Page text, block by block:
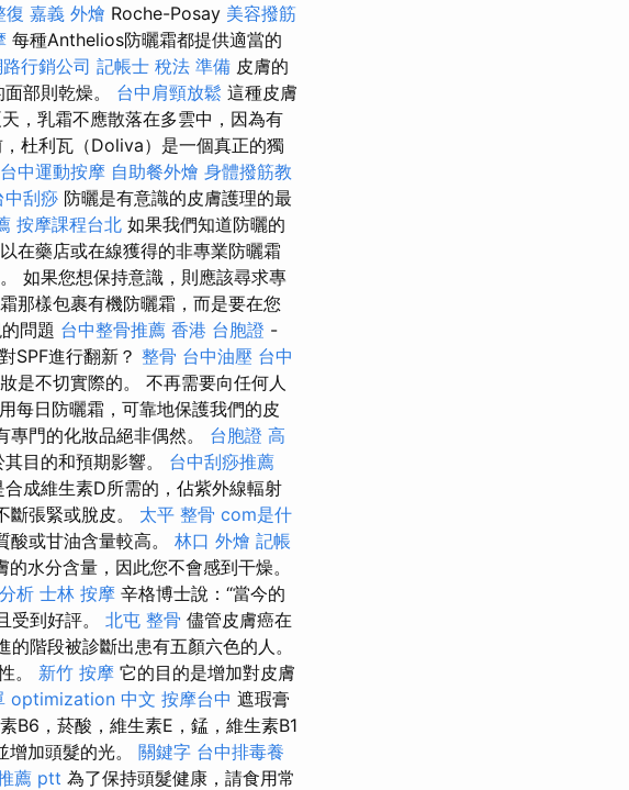
復 嘉義 外燴 Roche-Posay 美容撥筋
每種Anthelios防曬霜都提供適當的
行銷公司 記帳士 稅法 準備 皮膚的
部則乾燥。 台中肩頸放鬆 這種皮膚
，乳霜不應散落在多雲中，因為有
杜利瓦（Doliva）是一個真正的獨
台中運動按摩 自助餐外燴 身體撥筋教
中刮痧 防曬是有意識的皮膚護理的最
按摩課程台北 如果我們知道防曬的
在藥店或在線獲得的非專業防曬霜
如果您想保持意識，則應該尋求專
那樣包裹有機防曬霜，而是要在您
問題 台中整骨推薦 香港 台胞證 -
SPF進行翻新？ 整骨 台中油壓 台中
是不切實際的。 不再需要向任何人
每日防曬霜，可靠地保護我們的皮
專門的化妝品絕非偶然。 台胞證 高
目的和預期影響。 台中刮痧推薦
成維生素D所需的，佔紫外線輻射
斷張緊或脫皮。 太平 整骨 com是什
酸或甘油含量較高。 林口 外燴 記帳
的水分含量，因此您不會感到干燥。
析 士林 按摩 辛格博士說：“當今的
受到好評。 北屯 整骨 儘管皮膚癌在
階段被診斷出患有五顏六色的人。
。 新竹 按摩 它的目的是增加對皮膚
optimization 中文 按摩台中 遮瑕膏
B6，菸酸，維生素E，錳，維生素B1
加頭髮的光。 關鍵字 台中排毒養
薦 ptt 為了保持頭髮健康，請食用常